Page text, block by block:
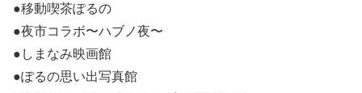
●移動喫茶ぽるの
●夜市コラボ〜ハブノ夜〜
●しまなみ映画館
●ぽるの思い出写真館